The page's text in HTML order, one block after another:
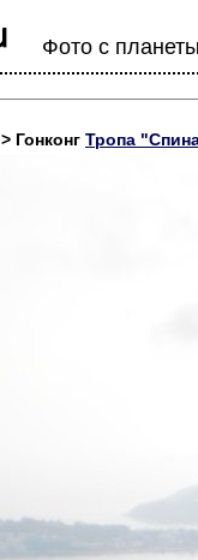
Фото с
> Гонконг Тропа